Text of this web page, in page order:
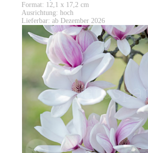
Format: 12,1 x 17,2 cm
Ausrichtung: hoch
Lieferbar: ab Dezember 2026